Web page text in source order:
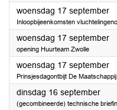
woensdag 17 september
Inloopbijeenkomsten
woensdag 17 september
opening Huurteam Zwolle
woensdag 17 september
Prinsjesdagontbijt De
dinsdag 16 september2025
(gecombineerde) technische